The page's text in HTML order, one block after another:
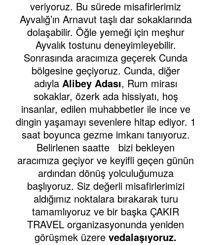
veriyoruz. Bu sürede misafirlerimiz
Ayvalığ’ın Arnavut taşlı dar sokaklarında
dolaşabilir. Öğle yemeği için meşhur
Ayvalık tostunu deneyimleyebilir.
Sonrasında aracımıza geçerek Cunda
bölgesine geçiyoruz. Cunda, diğer
adıyla Alibey Adası, Rum mirası
sokaklar, özerk ada hissiyatı, hoş
insanlar, edilen muhabbetler ile ince ve
dingin yaşamayı sevenlere hitap ediyor. 1
saat boyunca gezme imkanı tanıyoruz.
Belirlenen saatte bizi bekleyen
aracımıza geçiyor ve keyifli geçen günün
ardından dönüş yolculuğumuza
başlıyoruz. Siz değerli misafirlerimizi
aldığımız noktalara bırakarak turu
tamamlıyoruz ve bir başka ÇAKIR
TRAVEL organizasyonunda yeniden
görüşmek üzere vedalaşıyoruz.